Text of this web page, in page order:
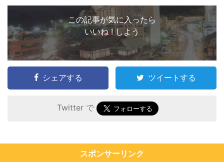
この記事が気に入ったら
いいね ! しよう
シェアする ツイートする
Twitter で
スポンサーリンク